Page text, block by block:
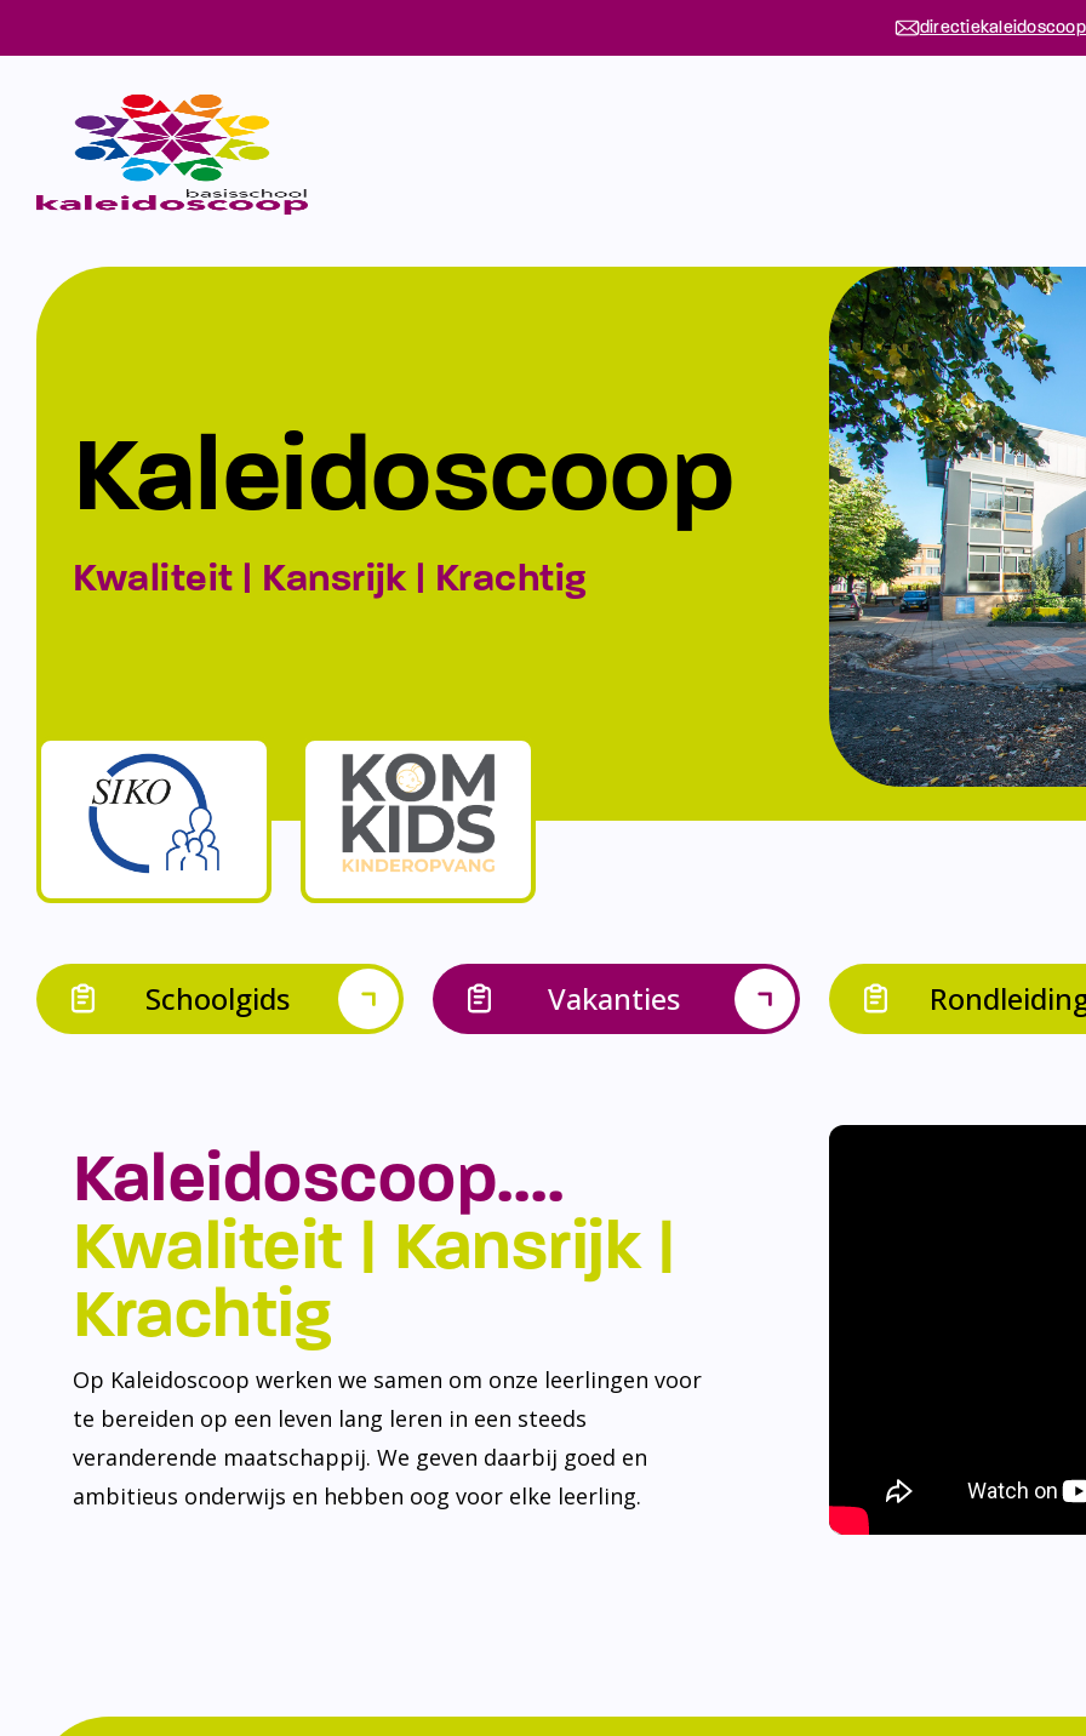
Kaleidoscoop
Kwaliteit | Kansrijk | Krachtig
Schoolgids Vakanties
Kaleidoscoop….
Kwaliteit | Kansrijk |
Krachtig
Op Kaleidoscoop werken we samen om onze leerlingen voor
te bereiden op een leven lang leren in een steeds
veranderende maatschappij. We geven daarbij goed en
ambitieus onderwijs en hebben oog voor elke leerling.